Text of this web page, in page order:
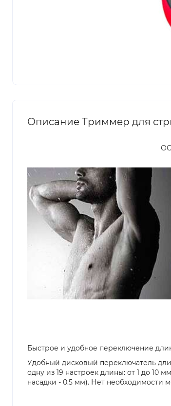
Описание Триммер для
Быстрое и удобное переключение
Удобный дисковый переключатель
одну из 19 настроек длины: от 1 до 10
насадки - 0.5 мм). Нет необходимости